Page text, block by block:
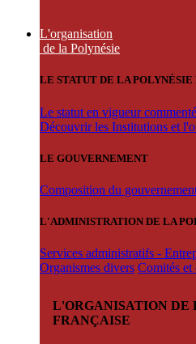
L'organisation
de la Polynésie
LE STATUT DE LA POLYNÉSIE
Le statut en vigueur commenté
Découvrir les Institutions et
LE GOUVERNEMENT
Composition du
L'ADMINISTRATION DE LA
Services administratifs -
Organismes divers Comités et
L'ORGANISATION DE
FRANÇAISE